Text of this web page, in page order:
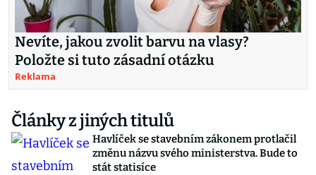
Nevíte, jakou zvolit barvu na vlasy?
Položte si tuto zásadní otázku
Reklama
Články z jiných titulů
Havlíček se stavebním zákonem protlačil
změnu názvu svého ministerstva. Bude to
stát statisíce